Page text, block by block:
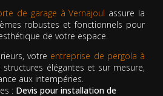
de garage à Vernajoul assure la
robustes et fonctionnels pour
de votre espace.
votre entreprise de pergola à
élégantes et sur mesure,
aux intempéries.
: Devis pour installation de